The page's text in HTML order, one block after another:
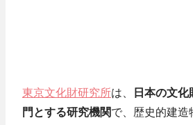
東京文化財研究所は、
日本の文
門とする研究機関で、歴史的建造